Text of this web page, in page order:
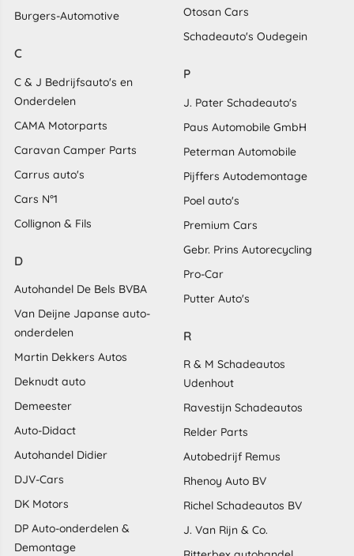
Burgers-Automotive
C
C & J Bedrijfsauto's en
Onderdelen
CAMA Motorparts
Caravan Camper Parts
Carrus auto's
Cars N°1
Collignon & Fils
D
Autohandel De Bels BVBA
Van Deijne Japanse auto-
onderdelen
Martin Dekkers Autos
Deknudt auto
Demeester
Auto-Didact
Autohandel Didier
DJV-Cars
DK Motors
DP Auto-onderdelen &
Demontage
Otosan Cars
Schadeauto's Oudegein
P
J. Pater Schadeauto's
Paus Automobile GmbH
Peterman Automobile
Pijffers Autodemontage
Poel auto's
Premium Cars
Gebr. Prins Autorecycling
Pro-Car
Putter Auto's
R
R & M Schadeautos
Udenhout
Ravestijn Schadeautos
Relder Parts
Autobedrijf Remus
Rhenoy Auto BV
Richel Schadeautos BV
J. Van Rijn & Co.